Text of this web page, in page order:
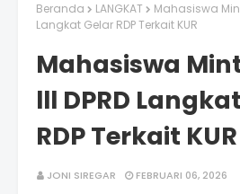
Beranda LANGKAT
Mahasiswa
Langkat Gelar RDP Terkait KUR
Mahasiswa
lll DPRD
RDP Terkait KUR
JONI SIREGAR FEBRUARI 06, 2026